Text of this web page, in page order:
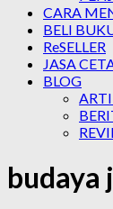
CARA
BELI
ReSELLER
JASA
BLOG
budaya